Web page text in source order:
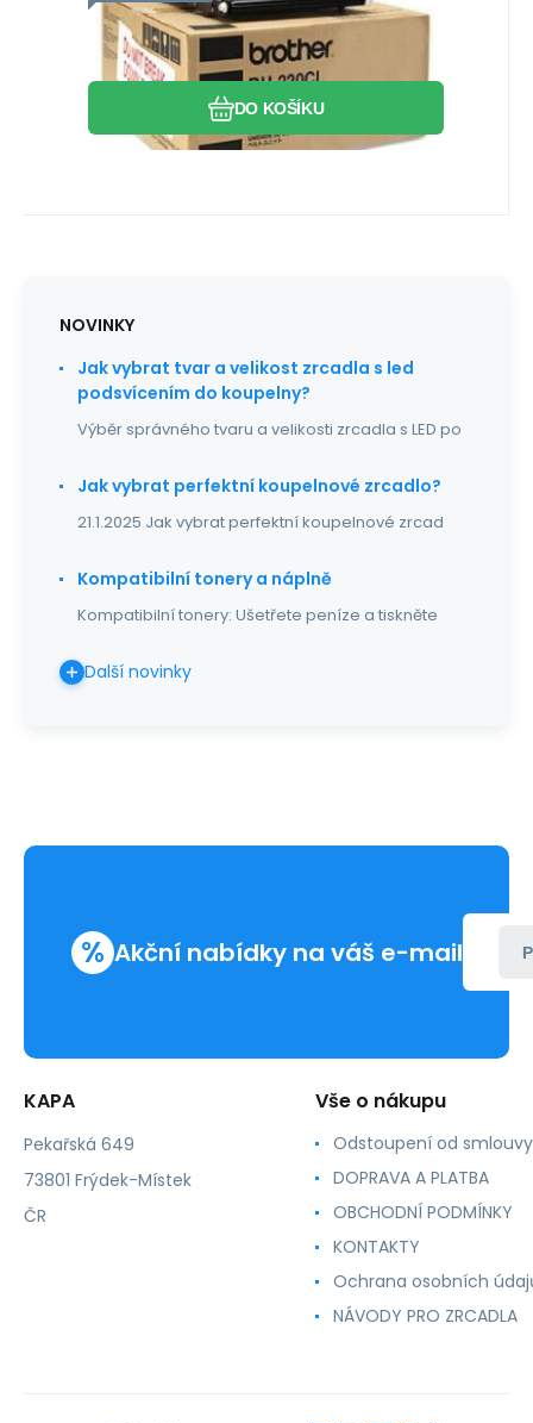
BROTHER BU220CL - originální
2 250Kč
DO KOŠÍKU
Oblíbený
Porovnat
Brother, originální přenosový pás BU220CL
pro tiskárny: BROTHER HL-3150CDW,
BROTHER HL-3170CDW,
NOVINKY
Jak vybrat tvar a velikost zrcadla s led
podsvícením do koupelny?
Výběr správného tvaru a velikosti zrcadla s LED po
Jak vybrat perfektní koupelnové zrcadlo?
21.1.2025 Jak vybrat perfektní koupelnové zrcad
Kompatibilní tonery a náplně
Kompatibilní tonery: Ušetřete peníze a tiskněte
Další novinky
% Akční nabídky na váš e-mail
KAPA
Pekařská 649
73801 Frýdek-Místek
ČR
Vše o nákupu
Odstoupení od smlouvy
DOPRAVA A PLATBA
OBCHODNÍ PODMÍNKY
KONTAKTY
Ochrana osobních
NÁVODY PRO ZRCADLA